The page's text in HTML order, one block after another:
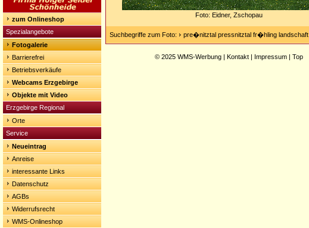
zum Onlineshop
Spezialangebote
Fotogalerie
Barrierefrei
Betriebsverkäufe
Webcams Erzgebirge
Objekte mit Video
Erzgebirge Regional
Orte
Service
Neueintrag
Anreise
interessante Links
Datenschutz
AGBs
Widerrufsrecht
WMS-Onlineshop
Foto: Eidner, Zschopau
Suchbegriffe zum Foto: pre�nitztal pressnitztal fr�hling landschaft
© 2025 WMS-Werbung | Kontakt | Impressum | Top